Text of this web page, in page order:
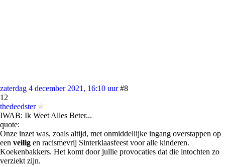
zaterdag 4 december 2021, 16:10 uur #8
12
thedeedster
IWAB: Ik Weet Alles Beter...
quote:
Onze inzet was, zoals altijd, met onmiddellijke ingang overstappen op
een veilig en racismevrij Sinterklaasfeest voor alle kinderen.
Koekenbakkers. Het komt door jullie provocaties dat die intochten zo
verziekt zijn.